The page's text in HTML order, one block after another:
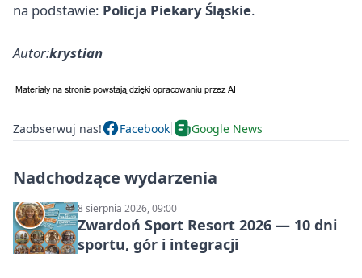
na podstawie: Policja Piekary Śląskie.
Autor:krystian
Zaobserwuj nas! Facebook Google News
Nadchodzące wydarzenia
8 sierpnia 2026, 09:00
Zwardoń Sport Resort 2026 — 10 dni
sportu, gór i integracji